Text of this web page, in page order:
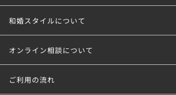
和婚スタイルについて
オンライン相談について
ご利用の流れ